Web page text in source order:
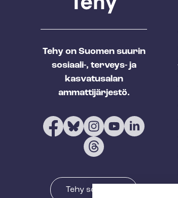
Tehy on Suomen suurin
sosiaali-, terveys- ja
kasvatusalan
ammattijärjestö.
Tehy somessa